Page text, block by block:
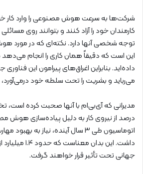
شرکت‌ها به سرعت هوش مصنوعی را وارد کار
کارمندان خود را آزاد کنند و بتوانند روی
توجه شخصی آنها دارد. نکته‌ای که در مورد
این است که دقیقاً همان کاری را انجام
داده‌اید. بنابراین اغراق‌های پیرامون این
می‌رباید و بشریت را تحت سلطه خود
درصد از نیروی کار به دلیل پیاده‌سازی
اتوماسیون طی ۳ سال آینده، نیاز به
جهانی تحت تأثیر قرار خواهند گرفت.